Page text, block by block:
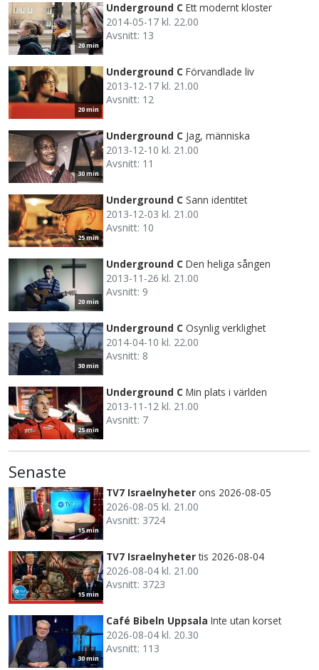
20 min
Underground C Ett modernt kloster
2014-05-17 kl. 22.00
Avsnitt: 13
20 min
Underground C Förvandlade liv
2013-12-17 kl. 21.00
Avsnitt: 12
30 min
Underground C Jag, människa
2013-12-10 kl. 21.00
Avsnitt: 11
25 min
Underground C Sann identitet
2013-12-03 kl. 21.00
Avsnitt: 10
20 min
Underground C Den heliga sången
2013-11-26 kl. 21.00
Avsnitt: 9
30 min
Underground C Osynlig verklighet
2014-04-10 kl. 22.00
Avsnitt: 8
25 min
Underground C Min plats i världen
2013-11-12 kl. 21.00
Avsnitt: 7
Senaste
15 min
TV7 Israelnyheter ons 2026-08-05
2026-08-05 kl. 21.00
Avsnitt: 3724
15 min
TV7 Israelnyheter tis 2026-08-04
2026-08-04 kl. 21.00
Avsnitt: 3723
30 min
Café Bibeln Uppsala Inte utan korset
2026-08-04 kl. 20.30
Avsnitt: 113